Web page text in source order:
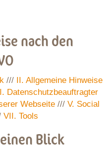
nach den
/// II. Allgemeine Hinweise
Datenschutzbeauftragter
Webseite /// V. Social
VII. Tools
Blick